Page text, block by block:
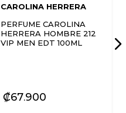
CAROLINA HERRERA
PERFUME CAROLINA
HERRERA HOMBRE 212
VIP MEN EDT 100ML
₡67900